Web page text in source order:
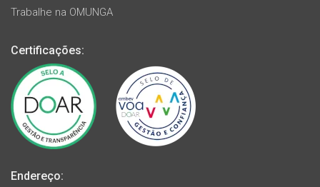
Trabalhe na OMUNGA
Certificações:
Endereço: